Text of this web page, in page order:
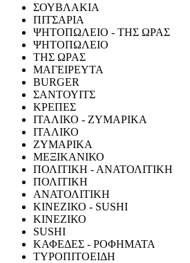
ΣΟΥΒΛΑΚΙΑ
ΠΙΤΣΑΡΙΑ
ΨΗΤΟΠΩΛΕΙΟ - ΤΗΣ ΩΡΑΣ
ΨΗΤΟΠΩΛΕΙΟ
ΤΗΣ ΩΡΑΣ
ΜΑΓΕΙΡΕΥΤΑ
BURGER
ΣΑΝΤΟΥΙΤΣ
ΚΡΕΠΕΣ
ΙΤΑΛΙΚΟ - ΖΥΜΑΡΙΚΑ
ΙΤΑΛΙΚΟ
ΖΥΜΑΡΙΚΑ
ΜΕΞΙΚΑΝΙΚΟ
ΠΟΛΙΤΙΚΗ - ΑΝΑΤΟΛΙΤΙΚΗ
ΠΟΛΙΤΙΚΗ
ΑΝΑΤΟΛΙΤΙΚΗ
ΚΙΝΕΖΙΚΟ - SUSHI
ΚΙΝΕΖΙΚΟ
SUSHI
ΚΑΦΕΔΕΣ - ΡΟΦΗΜΑΤΑ
ΤΥΡΟΠΙΤΟΕΙΔΗ